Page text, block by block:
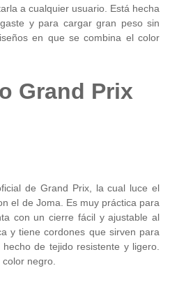
a cualquier usuario. Está hecha
y para cargar gran peso sin
en que se combina el color
Grand Prix
de Grand Prix, la cual luce el
el de Joma. Es muy práctica para
con un cierre fácil y ajustable al
y tiene cordones que sirven para
de tejido resistente y ligero.
negro.